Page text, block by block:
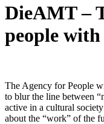
DieAMT –
people
The Agency for People
to blur the line between
active in a cultural
about the “work” of the